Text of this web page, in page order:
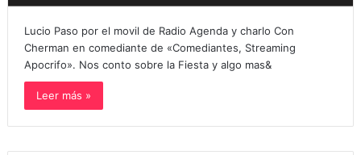
Lucio Paso por el movil de Radio Agenda y charlo Con
Cherman en comediante de «Comediantes, Streaming
Apocrifo». Nos conto sobre la Fiesta y algo mas&
Leer más »